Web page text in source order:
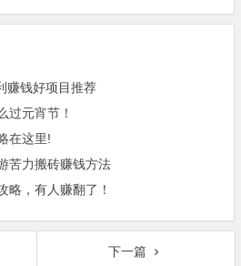
赚钱好项目推荐
过元宵节！
在这里!
苦力搬砖赚钱方法
略，有人赚翻了！
下一篇